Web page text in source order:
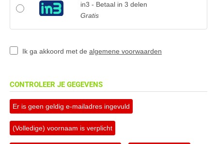
in3 - Betaal in 3 delen
Gratis
Ik ga akkoord met de algemene voorwaarden
CONTROLEER JE GEGEVENS
Er is geen geldig e-mailadres ingevuld
(Volledige) voornaam is verplicht